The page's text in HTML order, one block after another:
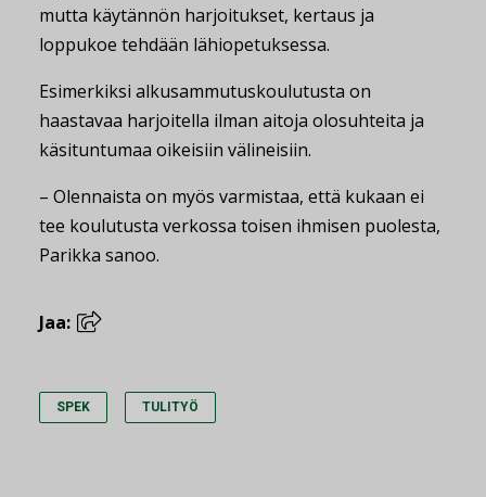
mutta käytännön harjoitukset, kertaus ja
loppukoe tehdään lähiopetuksessa.
Esimerkiksi alkusammutuskoulutusta on
haastavaa harjoitella ilman aitoja olosuhteita ja
käsituntumaa oikeisiin välineisiin.
– Olennaista on myös varmistaa, että kukaan ei
tee koulutusta verkossa toisen ihmisen puolesta,
Parikka sanoo.
Jaa:
SPEK TULITYÖ